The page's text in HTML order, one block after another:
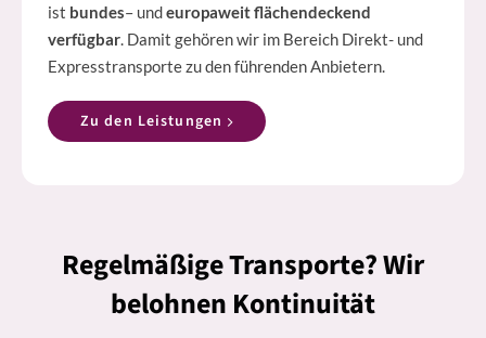
ist bundes– undeuropaweit flächendeckend
verfügbar. Damit gehören wir im Bereich Direkt- und
Expresstransporte zu den führenden Anbietern.
Zu den Leistungen
Regelmäßige Transporte? Wir
belohnen Kontinuität